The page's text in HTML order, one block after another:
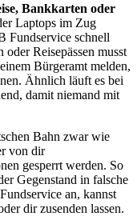
Bankkarten oder
Laptops im Zug
Fundservice schnell
Reisepässen musst
Bürgeramt melden,
Ähnlich läuft es bei
damit niemand mit
Bahn zwar wie
von dir
gesperrt werden. So
Gegenstand in falsche
an, kannst
dir zusenden lassen.